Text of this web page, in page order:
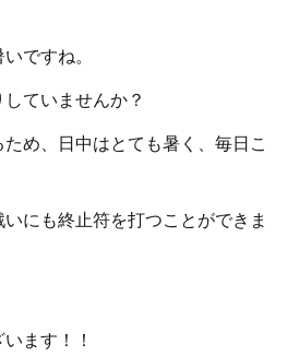
ですね。
ていませんか？
め、日中はとても暑く、毎日こ
にも終止符を打つことができま
ます！！